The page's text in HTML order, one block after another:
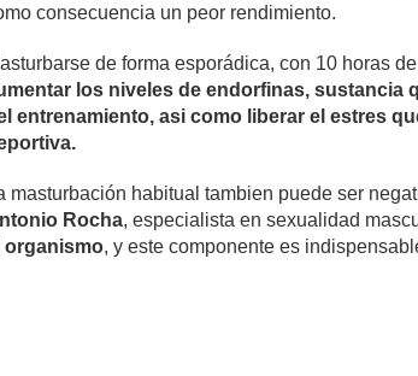
consecuencia un peor rendimiento.
de forma esporádica, con 10 horas
los niveles de endorfinas, sustancia
entrenamiento, asi como liberar el estres
masturbación habitual tambien puede ser
Rocha, especialista en sexualidad
organismo, y este componente es